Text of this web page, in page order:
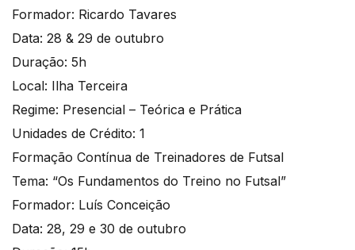
Formador: Ricardo Tavares
Data: 28 & 29 de outubro
Duração: 5h
Local: Ilha Terceira
Regime: Presencial – Teórica e Prática
Unidades de Crédito: 1
Formação Contínua de Treinadores de Futsal
Tema: “Os Fundamentos do Treino no Futsal”
Formador: Luís Conceição
Data: 28, 29 e 30 de outubro